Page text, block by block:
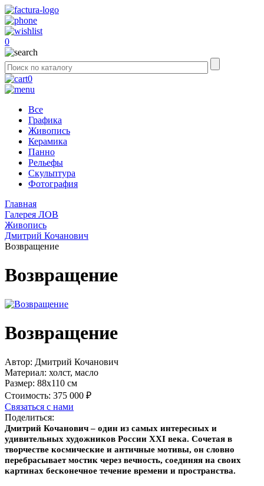
0
0
Все
Графика
Живопись
Керамика
Панно
Рельефы
Скульптура
Фотография
Главная
Галерея ЛОВ
Живопись
Дмитрий Кочанович
Возвращение
Возвращение
Возвращение
Автор: Дмитрий Кочанович
Материал: холст, масло
Размер: 88х110 см
Стоимость: 375 000 ₽
Связаться с нами
Поделиться:
Дмитрий Кочанович – один из самых интересных и
удивительных художников России XXI века. Сочетая в
творчестве космические и античные мотивы, он словно
перебрасывает мостик через вечность, соединяя на своих
картинах бесконечное течение времени и пространства.